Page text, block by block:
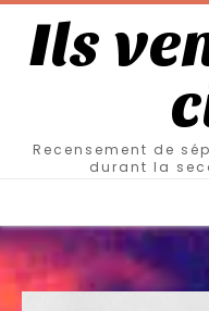
Ils
Recensement de
durant la